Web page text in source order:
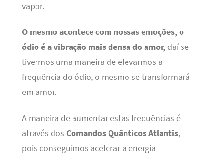
vapor.
O mesmo acontece com nossas emoções, o
ódio é a vibração mais densa do amor,daí se
tivermos uma maneira de elevarmos a
frequência do ódio, o mesmo se transformará
em amor.
A maneira de aumentar estas frequências é
através dos Comandos Quânticos Atlantis,
pois conseguimos acelerar a energia